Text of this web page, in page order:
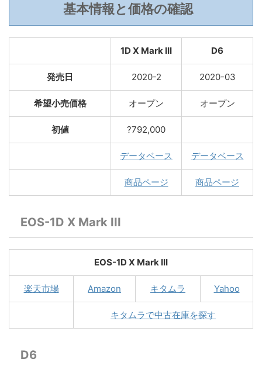
基本情報と価格の確認
1D X Mark III D6
発売日 2020-2 2020-03
希望小売価格 オープン オープン
初値 ?792,000
データベース データベース
商品ページ 商品ページ
EOS-1D X Mark III
EOS-1D X Mark III
楽天市場 Amazon キタムラ Yahoo
キタムラで中古在庫を探す
D6